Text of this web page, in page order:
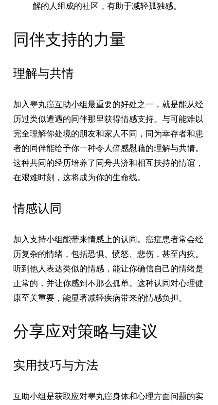
解的人组成的社区，有助于减轻孤独感。
同伴支持的力量
理解与共情
加入睾丸癌互助小组最重要的好处之一，就是能从经
历过类似遭遇的同伴那里获得情感支持。与可能难以
完全理解你处境的朋友和家人不同，同为幸存者和患
者的同伴能给予你一种令人倍感慰藉的理解与共情。
这种共同的经历培养了同舟共济和相互扶持的情谊，
在艰难时刻，这将成为你的生命线。
情感认同
加入支持小组能带来情感上的认同。癌症患者常会经
历复杂的情绪，包括恐惧、愤怒、悲伤，甚至内疚。
听到他人表达类似的情感，能让你确信自己的情绪是
正常的，并让你感到不那么孤单。这种认同对心理健
康至关重要，能显著减轻疾病带来的情感负担。
分享应对策略与建议
实用技巧与方法
互助小组是获取应对睾丸癌身体和心理方面问题的实